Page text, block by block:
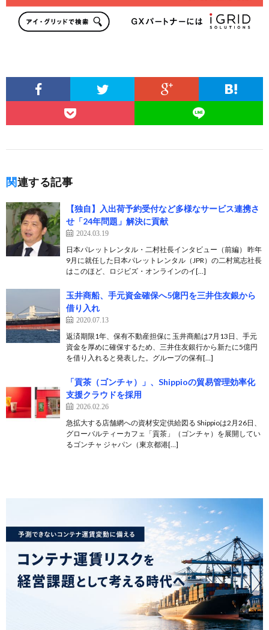
関連する記事
【独自】入出荷予約受付など多様なサービス連携さ
せ「24年問題」解決に貢献
2024.03.19
日本パレットレンタル・二村社長インタビュー（前編） 昨年
9月に就任した日本パレットレンタル（JPR）の二村篤志社長
はこのほど、ロジビズ・オンラインのイ[…]
玉井商船、手元資金確保へ5億円を三井住友銀から
借り入れ
2020.07.13
返済期限1年、保有不動産担保に 玉井商船は7月13日、手元
資金を厚めに確保するため、三井住友銀行から新たに5億円
を借り入れると発表した。グループの保有[…]
「貢茶（ゴンチャ）」、Shippioの貿易管理効率化
支援クラウドを採用
2026.02.26
急拡大する店舗網への資材安定供給図る Shippioは2月26日、
グローバルティーカフェ「貢茶」（ゴンチャ）を展開してい
るゴンチャ ジャパン（東京都港[…]